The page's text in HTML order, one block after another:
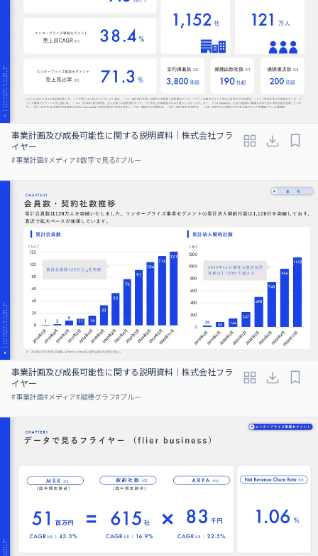
事業計画及び成⻑可能性に関する説明資料｜株式会社フラ
イヤー
#事業計画#メディア#数字で見る#ブルー
事業計画及び成⻑可能性に関する説明資料｜株式会社フラ
イヤー
#事業計画#メディア#縦棒グラフ#ブルー